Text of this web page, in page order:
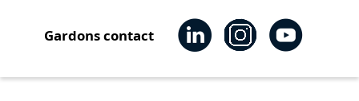
Gardons contact